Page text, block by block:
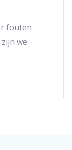
fouten
we